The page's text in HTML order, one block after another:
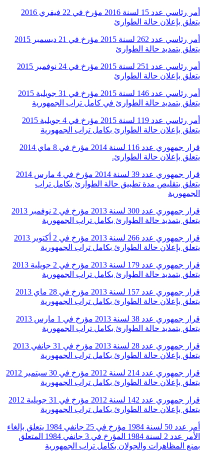
أمر رئاسي عدد 15 لسنة 2016 مؤرخ في 22 فيفري 2016
يتعلق بإعلان حالة الطوارئ
أمر رئاسي عدد 262 لسنة 2015 مؤرخ في 21 ديسمبر 2015
يتعلق بتمديد حالة الطوارئ
أمر رئاسي عدد 251 لسنة 2015 مؤرخ في 24 نوفمبر 2015
يتعلق بإعلان حالة الطوارئ
أمر رئاسي عدد 146 لسنة 2015 مؤرخ في 31 جويلية 2015
يتعلق بتمديد حالة الطوارئ في كامل تراب الجمهورية
أمر رئاسي عدد 119 لسنة 2015 مؤرخ في 4 جويلية 2015
يتعلق بإعلان حالة الطوارئ بكامل تراب الجمهورية
قرار جمهوري عدد 116 لسنة 2014 مؤرخ في 8 ماي 2014
يتعلق بإعلان حالة الطوارئ.
قرار جمهوري عدد 39 لسنة 2014 مؤرخ في 4 مارس 2014
يتعلق بتقليص مدة تطبيق حالة الطوارئ بكامل تراب
الجمهورية
قرار جمهوري عدد 300 لسنة 2013 مؤرخ في 2 نوفمبر 2013
يتعلق بتمديد حالة الطوارئ بكامل تراب الجمهورية
قرار جمهوري عدد 266 لسنة 2013 مؤرخ في 2 أكتوبر 2013
يتعلق بإعلان حالة الطوارئ بكامل تراب الجمهورية
قرار جمهوري عدد 179 لسنة 2013 مؤرخ في 2 جويلية 2013
يتعلق بتمديد حالة الطوارئ بكامل تراب الجمهورية
قرار جمهوري عدد 157 لسنة 2013 مؤرخ في 28 ماي 2013
يتعلق بإعلان حالة الطوارئ بكامل تراب الجمهورية
قرار جمهوري عدد 38 لسنة 2013 مؤرخ في 1 مارس 2013
يتعلق بتمديد حالة الطوارئ بكامل تراب الجمهورية
قرار جمهوري عدد 28 لسنة 2013 مؤرخ في 31 جانفي 2013
يتعلق بإعلان حالة الطوارئ بكامل تراب الجمهورية
قرار جمهوري عدد 214 لسنة 2012 مؤرخ في 30 سبتمبر 2012
يتعلق بإعلان حالة الطوارئ بكامل تراب الجمهورية
قرار جمهوري عدد 142 لسنة 2012 مؤرخ في 31 جويلية 2012
يتعلق بإعلان حالة الطوارئ بكامل تراب الجمهورية
أمر عدد 50 لسنة 1984 مؤرخ في 25 جانفي 1984 يتعلق بإلغاء
الأمر عدد 2 لسنة 1984 المؤرخ في 3 جانفي 1984 المتعلق
بمنع المظاهرات والجولان بكامل تراب الجمهورية